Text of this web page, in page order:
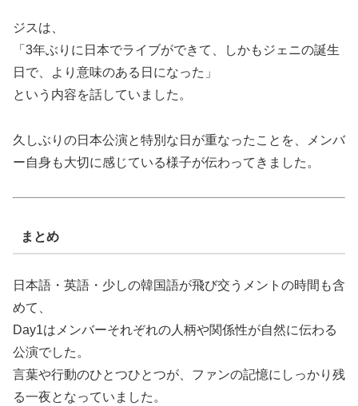
ジスは、
「3年ぶりに日本でライブができて、しかもジェニの誕生
日で、より意味のある日になった」
という内容を話していました。
久しぶりの日本公演と特別な日が重なったことを、メンバ
ー自身も大切に感じている様子が伝わってきました。
まとめ
日本語・英語・少しの韓国語が飛び交うメントの時間も含
めて、
Day1はメンバーそれぞれの人柄や関係性が自然に伝わる
公演でした。
言葉や行動のひとつひとつが、ファンの記憶にしっかり残
る一夜となっていました。